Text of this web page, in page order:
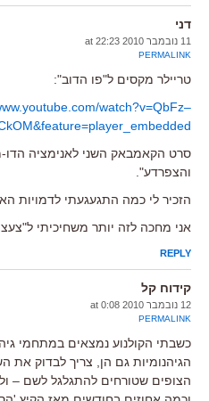
דני
11 נובמבר 2010 at 22:23
PERMALINK
טריילר מקסים ל"פו הדוב":
watch?v=QbFz–
סרט הקאמבאק השני לאנימציה
והצפרדע".
הזכיר לי כמה התגעגעתי לדמויות
אני מחכה לזה יותר משחיכיתי
REPLY
קידוח קל
12 נובמבר 2010 at 0:08
PERMALINK
כשבתי הקולנוע נמצאים במתחמי
הגיהנומיות גם הן, צריך לבדוק
הצופים שטורחים להתגלגל לשם –